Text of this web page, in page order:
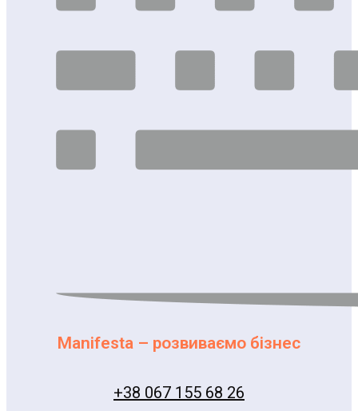
Manifesta – розвиваємо бізнес
+38 067 155 68 26